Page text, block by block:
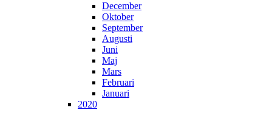
December
Oktober
September
Augusti
Juni
Maj
Mars
Februari
Januari
2020